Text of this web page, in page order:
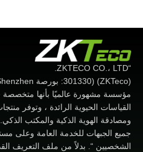
تقييد الوصول إلى الأرضية بناءً
على بيانات اعتماد المستخدم
المختلفة ، بما في ذلك بصمة
الإصبع
“ZKTECO CO.، LTD.
مؤسسة مشهورة عالميًا بأنها
القياسات الحيوية الرائدة ، وتوفر
جميع الجبهات للخدمة العامة وعلى
الشخصيين “. بدلاً من ملف التعريف